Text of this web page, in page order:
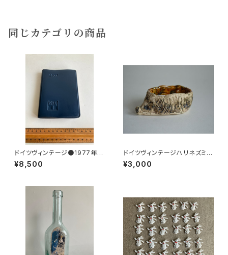
同じカテゴリの商品
ドイツヴィンテージ●1977年ポ
ケットカレンダーKDT手帳未使
用DDR
¥8,500
ドイツヴィンテージハリネズミの
小皿b
¥3,000